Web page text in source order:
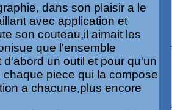
dans son plaisir a le
avec application et
son couteau,il aimait les
que l'ensemble
un outil et pour qu'un
piece qui la compose
a chacune,plus encore